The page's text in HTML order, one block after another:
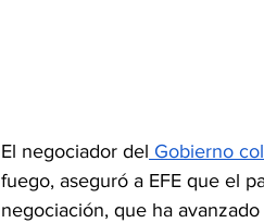
El negociador del Gobierno
fuego, aseguró a EFE que el
negociación, que ha